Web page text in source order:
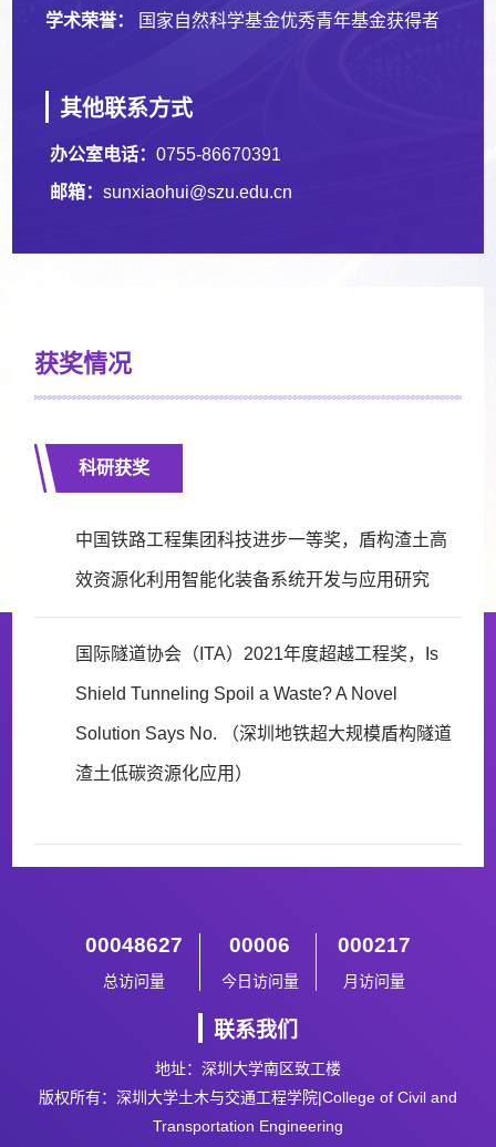
学术荣誉： 国家自然科学基金优秀青年基金获得者
其他联系方式
办公室电话： 0755-86670391
邮箱： sunxiaohui@szu.edu.cn
获奖情况
科研获奖
中国铁路工程集团科技进步一等奖，盾构渣土高
效资源化利用智能化装备系统开发与应用研究
国际隧道协会（ITA）2021年度超越工程奖，Is
Shield Tunneling Spoil a Waste? A Novel
Solution Says No. （深圳地铁超大规模盾构隧道
渣土低碳资源化应用）
00048627
总访问量
00006
今日访问量
000217
月访问量
联系我们
地址：深圳大学南区致工楼
版权所有：深圳大学土木与交通工程学院|College of Civil and
Transportation Engineering